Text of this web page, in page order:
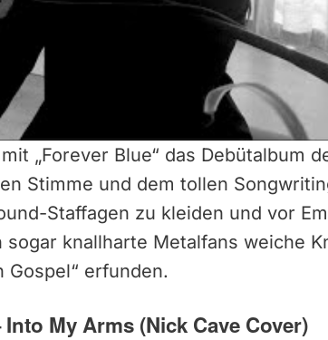
„Forever Blue“ das Debütalbum
Stimme und dem tollen
Staffagen zu kleiden und vor
knallharte Metalfans weiche
Gospel“ erfunden.
My Arms (Nick Cave Cover)